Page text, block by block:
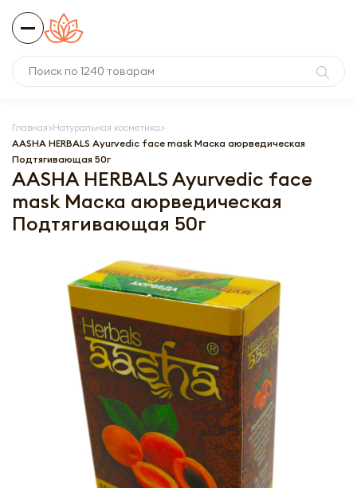
Главная Натуральная косметика
AASHA HERBALS Ayurvedic face mask Маска аюрведическая
Подтягивающая 50г
AASHA HERBALS Ayurvedic face
mask Маска аюрведическая
Подтягивающая 50г